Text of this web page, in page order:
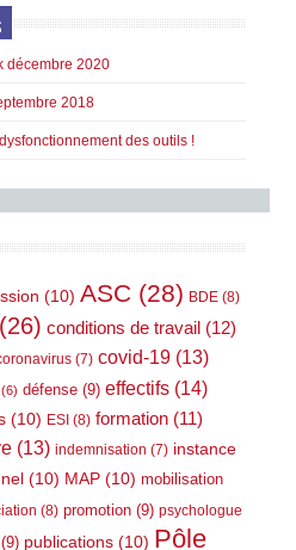
décembre 2020
2018
des outils !
(10) ASC (28) BDE (8)
(26) conditions de travail (12)
(7) covid-19 (13)
(6) défense (9) effectifs (14)
(10) ESI (8) formation (11)
(13) indemnisation (7) instance
(10) MAP (10) mobilisation
(8) promotion (9) psychologue
(9) publications (10) Pôle